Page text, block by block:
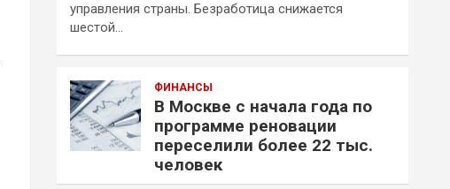
управления страны. Безработица снижается
шестой…
ФИНАНСЫ
В Москве с начала года по
программе реновации
переселили более 22 тыс.
человек